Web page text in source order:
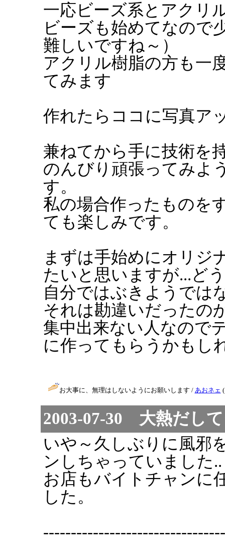
一応ビーズ系とアクリ
ビーズも始めてなので
難しいですね～）
アクリル樹脂の方も一
てみます
作れたらココに写真ア
兼ねてから手に技術を
のんびり頑張ってみよ
す。
私の場合作ったものを
ても楽しみです。
まずは手始めにオリジ
たいと思いますが...ど
自分ではぶきようでは
それは勘違いだったの
集中出来ない人なので
に作ってもらうかもし
お大事に、無理はしないようにお願いします / あおネェ
2003-07-30 大熱だし
いや～久しぶりに風邪
ンしちゃっていました..
お店もバイトチャンに
した。